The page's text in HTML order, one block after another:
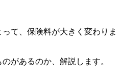
て、保険料が大きく変わりま
があるのか、解説します。